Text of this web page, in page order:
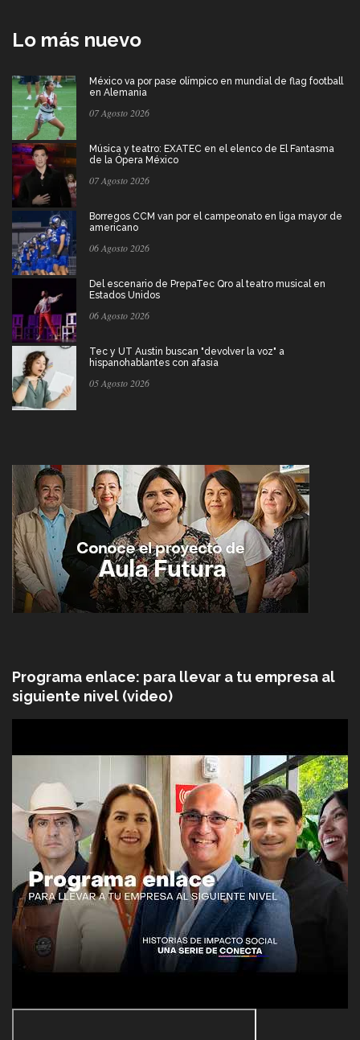
Lo más nuevo
México va por pase olímpico en mundial de flag football
en Alemania
07 Agosto 2026
Música y teatro: EXATEC en el elenco de El Fantasma
de la Ópera México
07 Agosto 2026
Borregos CCM van por el campeonato en liga mayor de
americano
06 Agosto 2026
Del escenario de PrepaTec Qro al teatro musical en
Estados Unidos
06 Agosto 2026
Tec y UT Austin buscan "devolver la voz" a
hispanohablantes con afasia
05 Agosto 2026
Programa enlace: para llevar a tu empresa al
siguiente nivel (video)